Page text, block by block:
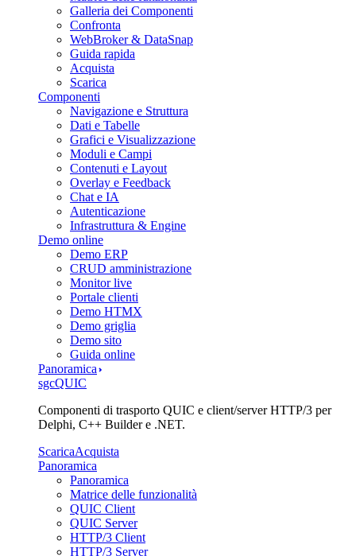
Galleria dei Componenti
Confronta
WebBroker & DataSnap
Guida rapida
Acquista
Scarica
Componenti
Navigazione e Struttura
Dati e Tabelle
Grafici e Visualizzazione
Moduli e Campi
Contenuti e Layout
Overlay e Feedback
Chat e IA
Autenticazione
Infrastruttura & Engine
Demo online
Demo ERP
CRUD amministrazione
Monitor live
Portale clienti
Demo HTMX
Demo griglia
Demo sito
Guida online
Panoramica
sgcQUIC
Componenti di trasporto QUIC e client/server HTTP/3 per
Delphi, C++ Builder e .NET.
ScaricaAcquista
Panoramica
Panoramica
Matrice delle funzionalità
QUIC Client
QUIC Server
HTTP/3 Client
HTTP/3 Server